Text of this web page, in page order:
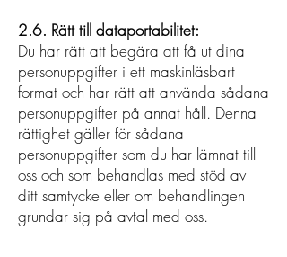
2.6. Rätt till dataportabilitet:
Du har rätt att begära att få ut dina
personuppgifter i ett maskinläsbart
format och har rätt att använda sådana
personuppgifter på annat håll. Denna
rättighet gäller för sådana
personuppgifter som du har lämnat till
oss och som behandlas med stöd av
ditt samtycke eller om behandlingen
grundar sig på avtal med oss.